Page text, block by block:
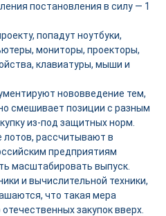
постановления в силу — 1
попадут ноутбуки,
мониторы, проекторы,
клавиатуры, мыши и
нововведение тем,
смешивает позиции с разным
из-под защитных норм.
лотов, рассчитывают в
предприятиям
масштабировать выпуск.
и вычислительной техники,
что такая мера
закупок вверх.